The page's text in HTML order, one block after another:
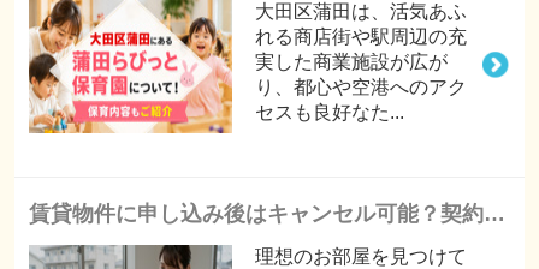
大田区蒲田は、活気あふ
れる商店街や駅周辺の充
実した商業施設が広が
り、都心や空港へのアク
セスも良好なた...
賃貸物件に申し込み後はキャンセル可能？契約前の費用や違約金も解説
理想のお部屋を見つけて